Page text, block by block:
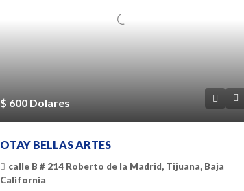
$ 600 Dolares
OTAY BELLAS ARTES
calle B # 214 Roberto de la Madrid, Tijuana, Baja
California